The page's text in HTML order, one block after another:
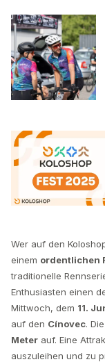
Wer auf den
einem ordentlichen
traditionelle
Enthusiasten einen
Mittwoch, dem 11.
auf den Cínovec.
Meter auf. Eine
auszuleihen und zu